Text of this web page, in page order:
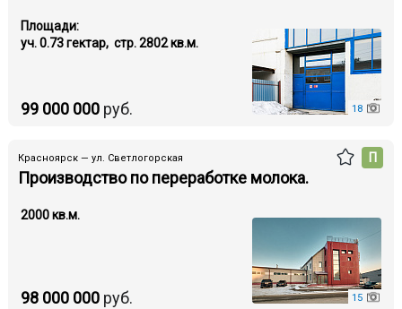
18
99 000 000руб.
Площади:
уч. 0.73 гектар, стр. 2802 кв.м.
Красноярск — ул. Светлогорская
Производство по переработке молока.
П
15
98 000 000руб.
2000 кв.м.